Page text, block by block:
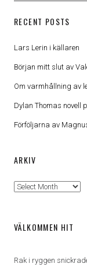
RECENT POSTS
Lars Lerin i källaren
Början mitt slut av
Om varmhållning av
Dylan Thomas novell
Förföljarna av
ARKIV
Arkiv
VÄLKOMMEN HIT
Rak i ryggen